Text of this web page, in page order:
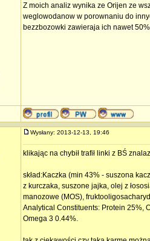
Z moich analiz wynika ze Orijen ze
weglowodanow w porownaniu do
bezzbozowki zawieraja ich nawet
Wysłany: 2013-12-13, 19:46
klikając na chybił trafił linki z BŚ
skład:Kaczka (min 43% - suszona
z kurczaka, suszone jajka, olej z
manozowe (MOS),
Analytical Constituents: Protein 25%,
Omega 3 0.44%.